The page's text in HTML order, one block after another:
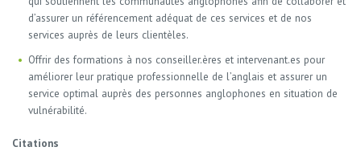
d’assurer un référencement adéquat de ces services et de nos
services auprès de leurs clientèles.
Offrir des formations à nos conseiller.ères et intervenant.es pour
améliorer leur pratique professionnelle de l’anglais et assurer un
service optimal auprès des personnes anglophones en situation de
vulnérabilité.
Citations